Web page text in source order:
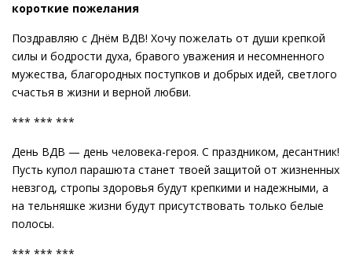
короткие пожелания
Поздравляю с Днём ВДВ! Хочу пожелать от души крепкой
силы и бодрости духа, бравого уважения и несомненного
мужества, благородных поступков и добрых идей, светлого
счастья в жизни и верной любви.
*** *** ***
День ВДВ — день человека-героя. С праздником, десантник!
Пусть купол парашюта станет твоей защитой от жизненных
невзгод, стропы здоровья будут крепкими и надежными, а
на тельняшке жизни будут присутствовать только белые
полосы.
*** *** ***